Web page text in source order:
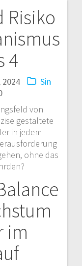
Risiko
4
Sin
von
gestaltete
in jedem
ohne das
im